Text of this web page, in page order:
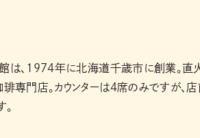
館は、1974年に北海道千歳市に創業。直
専門店。カウンターは４席のみですが、